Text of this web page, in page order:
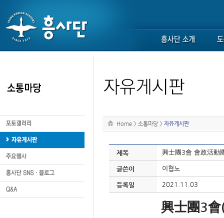
Home > 소통마당 > 자유게시판
제목 興士團3會 會政活動
글쓴이 이협노
등록일 2021.11.03
興士團3會